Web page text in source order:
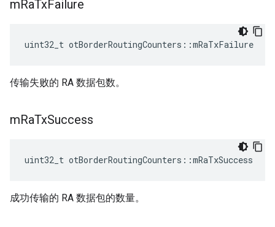
mRaTxFailure
uint32_t otBorderRoutingCounters ::mRaTxFailure
传输失败的 RA 数据包数。
mRaTxSuccess
uint32_t otBorderRoutingCounters ::mRaTxSuccess
成功传输的 RA 数据包的数量。